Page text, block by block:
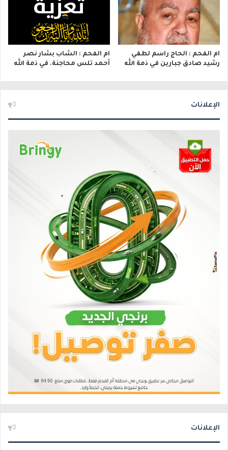
ام الفحم : الحاج راسم لطفي
رشيد صادق جبارين في ذمة الله
ام الفحم : الشاب بشار نصر
أحمد تلس محاجنة. في ذمة الله
الإعلانات
الإعلانات